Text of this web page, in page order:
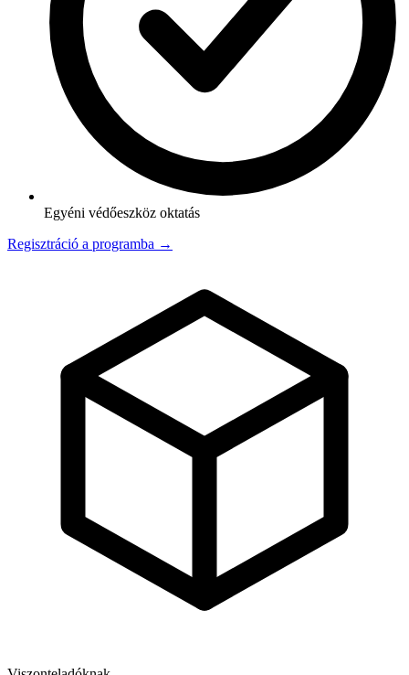
Egyéni védőeszköz oktatás
Regisztráció a programba →